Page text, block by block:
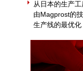
从日本的生产
由Magprost的
生产线的最优